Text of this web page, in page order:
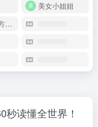
美女小姐姐
易支付-官方网站
读懂全世界！